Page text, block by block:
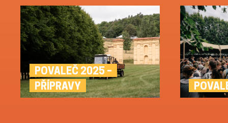
POVALEČ 2025 –
PŘÍPRAVY